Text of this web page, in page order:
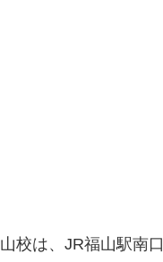
校は、JR福山駅南